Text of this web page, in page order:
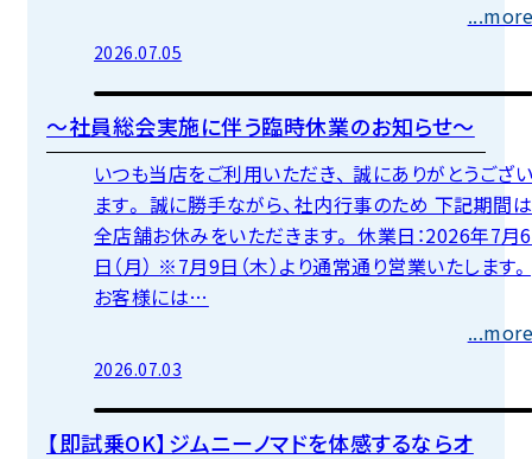
...more
2026.07.05
オニキス（フラット7）直営店
～社員総会実施に伴う臨時休業のお知らせ～
いつも当店をご利用いただき、 誠にありがとうござい
ます。 誠に勝手ながら、社内行事のため 下記期間は
全店舗お休みをいただきます。 休業日：2026年7月6
日（月） ※7月9日（木）より通常通り営業いたします。
お客様には…
...more
2026.07.03
【即試乗OK】ジムニーノマドを体感するならオ